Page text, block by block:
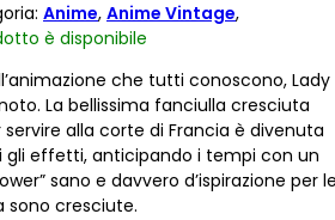
Anime, Anime Vintage,
è disponibile
che tutti conoscono, Lady
La bellissima fanciulla cresciuta
alla corte di Francia è divenuta
gli effetti, anticipando i tempi con un
sano e davvero d’ispirazione per
sono cresciute.